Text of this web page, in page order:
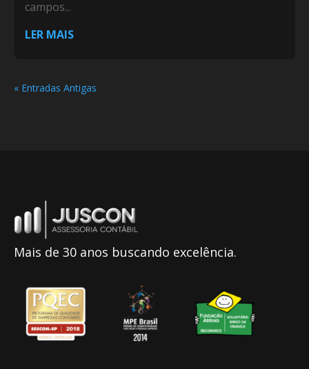
campos...
LER MAIS
« Entradas Antigas
Mais de 30 anos buscando excelência.